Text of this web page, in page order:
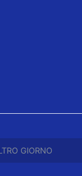
GIORNO